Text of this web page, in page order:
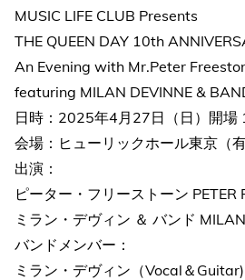
MUSIC LIFE CLUB Presents
THE QUEEN DAY 10th
An Evening with Mr.Peter
featuring MILAN DEVINNE &
日時：2025年4月27日（日）開
会場：ヒューリックホール東京（
出演：
ピーター・フリーストーン PETER
ミラン・デヴィン ＆ バンド
バンドメンバー：
ミラン・デヴィン（Vocal＆